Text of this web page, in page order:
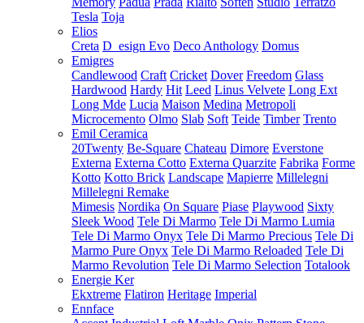
Tesla Toja
Elios
Creta D_esign Evo Deco Anthology Domus
Emigres
Candlewood Craft Cricket Dover Freedom Glass
Hardwood Hardy Hit Leed Linus Velvete Long Ext
Long Mde Lucia Maison Medina Metropoli
Microcemento Olmo Slab Soft Teide Timber Trento
Emil Ceramica
20Twenty Be-Square Chateau Dimore Everstone
Externa Externa Cotto Externa Quarzite Fabrika Forme
Kotto Kotto Brick Landscape Mapierre Millelegni
Millelegni Remake
Mimesis Nordika On Square Piase Playwood Sixty
Sleek Wood Tele Di Marmo Tele Di Marmo Lumia
Tele Di Marmo Onyx Tele Di Marmo Precious Tele Di
Marmo Pure Onyx Tele Di Marmo Reloaded Tele Di
Marmo Revolution Tele Di Marmo Selection Totalook
Energie Ker
Ekxtreme Flatiron Heritage Imperial
Ennface